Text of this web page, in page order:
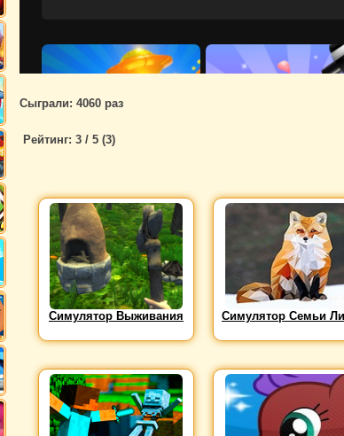
Сыграли: 4060 раз
Рейтинг: 3 / 5 (3)
Симулятор Выживания Симулятор Семьи